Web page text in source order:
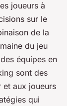
joueurs à
sur le
de la
du jeu
équipes en
sont des
et aux joueurs
qui